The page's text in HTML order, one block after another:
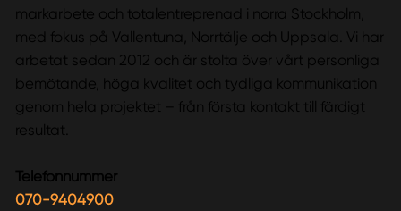
markarbete och totalentreprenad i norra Stockholm,
med fokus på Vallentuna, Norrtälje och Uppsala. Vi har
arbetat sedan 2012 och är stolta över vårt personliga
bemötande, höga kvalitet och tydliga kommunikation
genom hela projektet – från första kontakt till färdigt
resultat.
Telefonnummer
070-9404900